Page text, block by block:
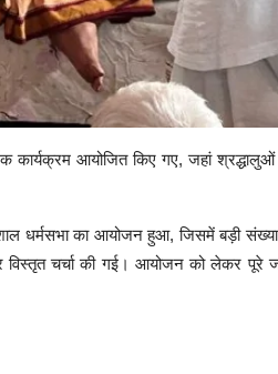
कार्यक्रम आयोजित किए गए, जहां
धर्मसभा का आयोजन हुआ, जिसमें बड़ी
विस्तृत चर्चा की गई। आयोजन को लेकर